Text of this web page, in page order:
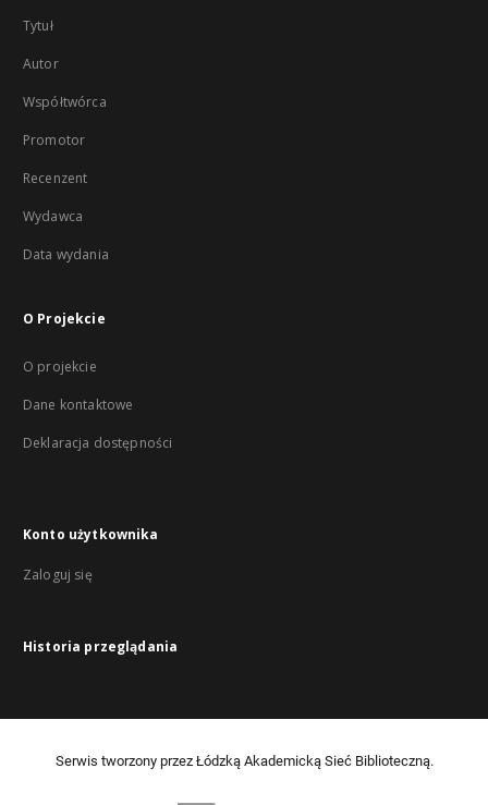
Tytuł
Autor
Współtwórca
Promotor
Recenzent
Wydawca
Data wydania
O Projekcie
O projekcie
Dane kontaktowe
Deklaracja dostępności
Konto użytkownika
Zaloguj się
Historia przeglądania
Serwis tworzony przez Łódzką Akademicką Sieć Biblioteczną.